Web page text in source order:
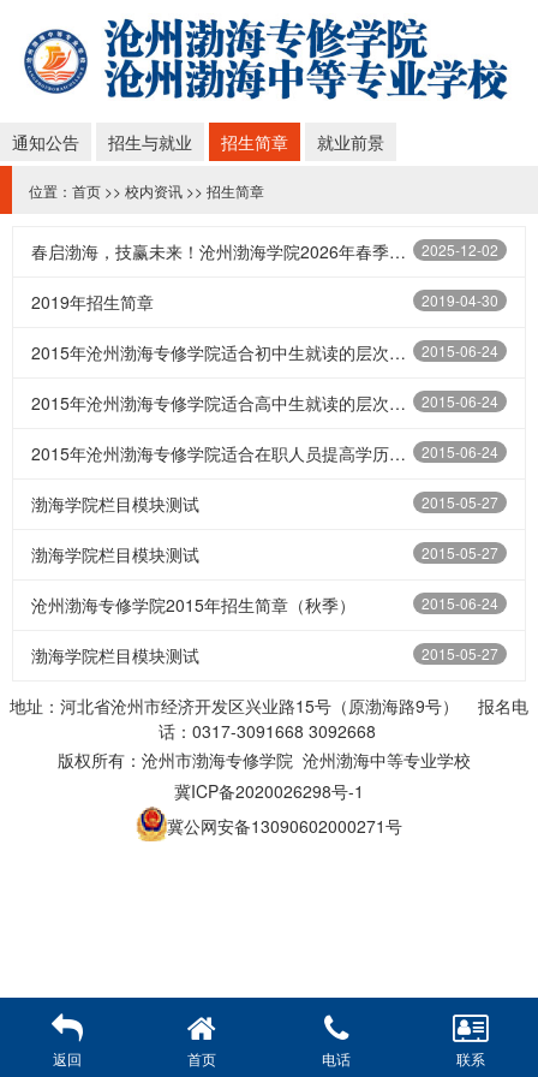
通知公告 招生与就业 招生简章 就业前景
位置： 首页 >> 校内资讯 >> 招生简章
2025-12-02
春启渤海，技赢未来！沧州渤海学院2026年春季招生正式启动
2019-04-30
2019年招生简章
2015-06-24
2015年沧州渤海专修学院适合初中生就读的层次与专业秋季招生简章
2015-06-24
2015年沧州渤海专修学院适合高中生就读的层次与专业秋季招生简章
2015-06-24
2015年沧州渤海专修学院适合在职人员提高学历的层次秋季招生简章
2015-05-27
渤海学院栏目模块测试
2015-05-27
渤海学院栏目模块测试
2015-06-24
沧州渤海专修学院2015年招生简章（秋季）
2015-05-27
渤海学院栏目模块测试
地址：河北省沧州市经济开发区兴业路15号（原渤海路9号） 报名电
话：0317-3091668 3092668
版权所有：沧州市渤海专修学院 沧州渤海中等专业学校
冀ICP备2020026298号-1
冀公网安备13090602000271号
返回 首页 电话 联系